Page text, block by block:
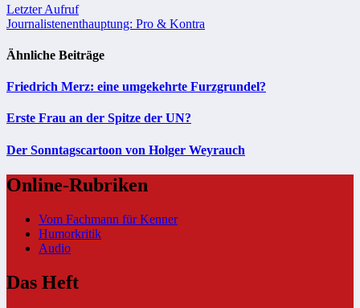
Beitragsnavigation
Letzter Aufruf
Journalistenenthauptung: Pro & Kontra
Ähnliche Beiträge
Friedrich Merz: eine umgekehrte Furzgrundel?
Erste Frau an der Spitze der UN?
Der Sonntagscartoon von Holger Weyrauch
Online-Rubriken
Vom Fachmann für Kenner
Humorkritik
Audio
Das Heft